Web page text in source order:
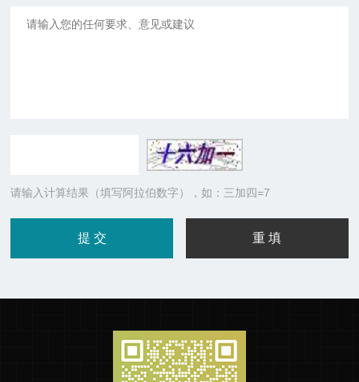
请输入计算结果（填写阿拉伯数字），如：三加四=7